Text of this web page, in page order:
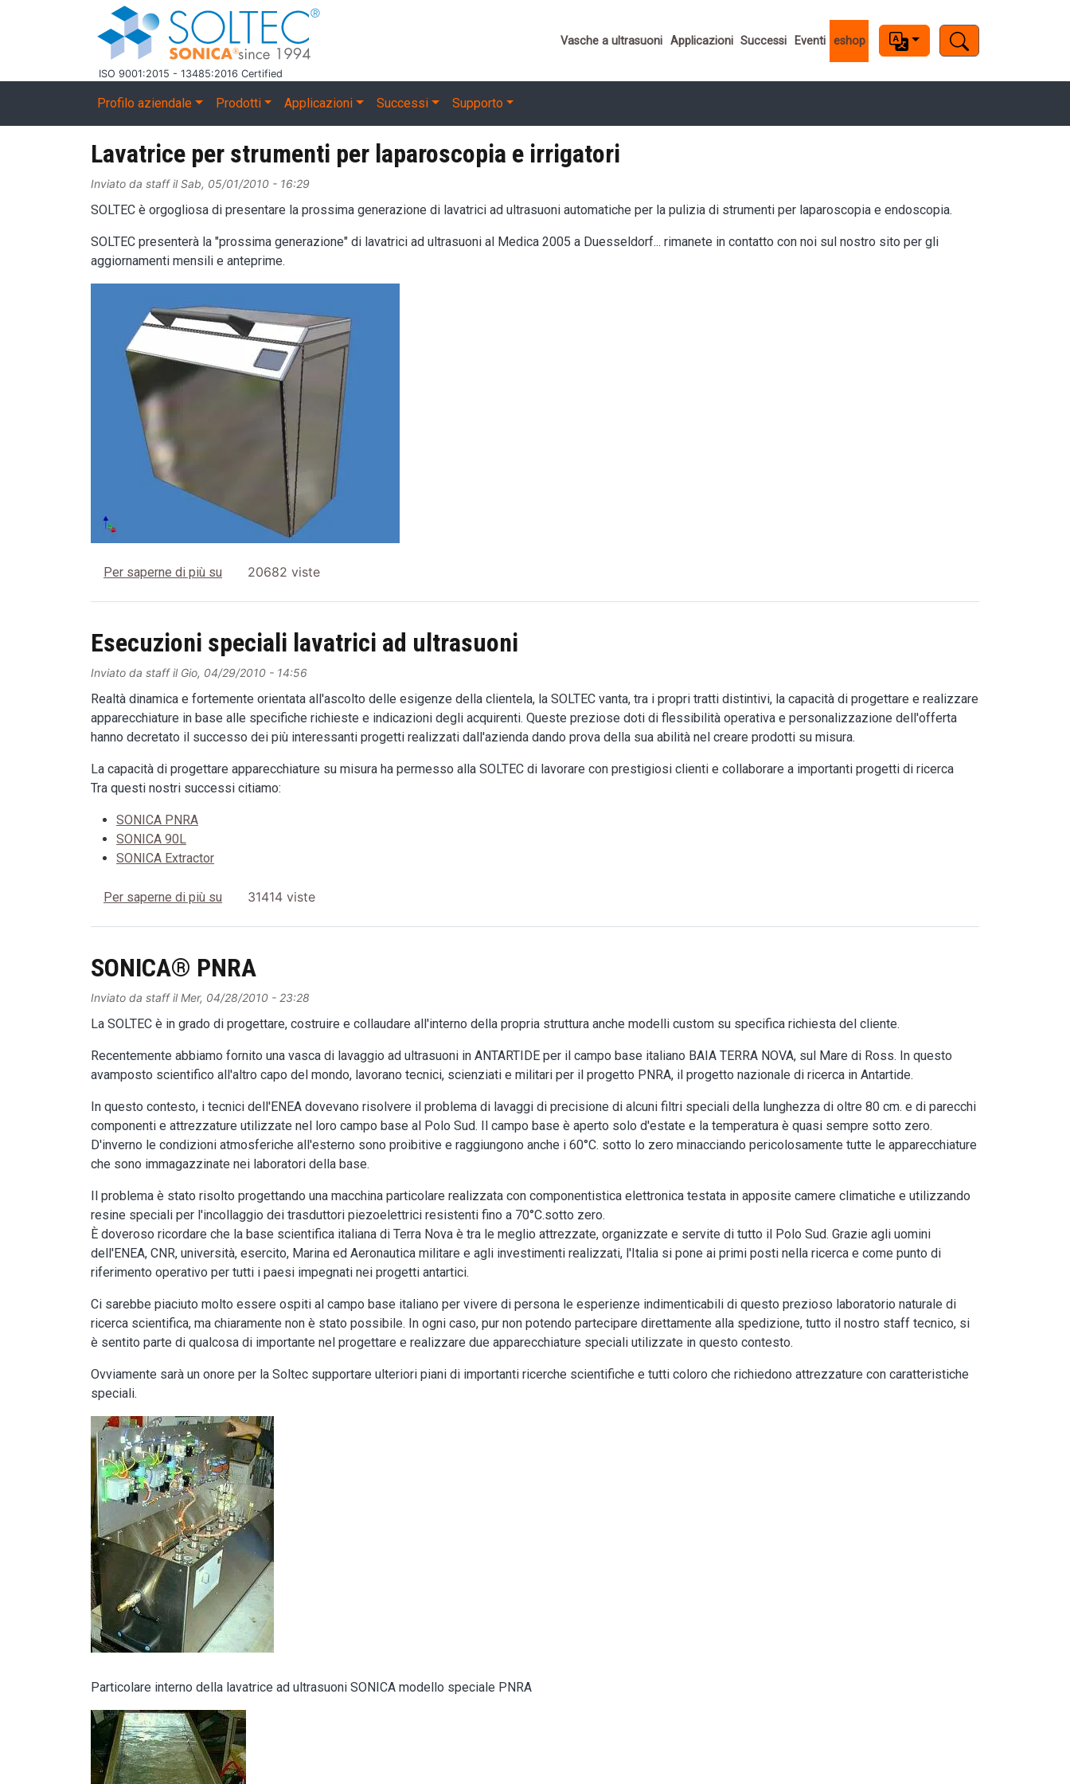
Salta al contenuto principale
ISO 9001:2015 - 13485:2016 Certified
Important links
Vasche a ultrasuoni Applicazioni Successi Eventi eshop
Main navigation
Profilo aziendale Prodotti Applicazioni Successi Supporto
Lavatrice per strumenti per laparoscopia e irrigatori
Inviato da staffilSab, 05/01/2010 - 16:29
SOLTEC è orgogliosa di presentare la prossima generazione di lavatrici ad ultrasuoni automatiche per la pulizia di strumenti per laparoscopia e endoscopia.
SOLTEC presenterà la "prossima generazione" di lavatrici ad ultrasuoni al Medica 2005 a Duesseldorf... rimanete in contatto con noi sul nostro sito per gli
aggiornamenti mensili e anteprime.
Per saperne di più su Lavatrice per strumenti per laparoscopia e irrigatori
20682 viste
Esecuzioni speciali lavatrici ad ultrasuoni
Inviato da staffil Gio, 04/29/2010 - 14:56
Realtà dinamica e fortemente orientata all'ascolto delle esigenze della clientela, la SOLTEC vanta, tra i propri tratti distintivi, la capacità di progettare e realizzare
apparecchiature in base alle specifiche richieste e indicazioni degli acquirenti. Queste preziose doti di flessibilità operativa e personalizzazione dell'offerta
hanno decretato il successo dei più interessanti progetti realizzati dall'azienda dando prova della sua abilità nel creare prodotti su misura.
La capacità di progettare apparecchiature su misura ha permesso alla SOLTEC di lavorare con prestigiosi clienti e collaborare a importanti progetti di ricerca
Tra questi nostri successi citiamo:
SONICA PNRA
SONICA 90L
SONICA Extractor
Per saperne di più su Esecuzioni speciali lavatrici ad ultrasuoni
31414 viste
SONICA® PNRA
Inviato da staffilMer, 04/28/2010 - 23:28
La SOLTEC è in grado di progettare, costruire e collaudare all'interno della propria struttura anche modelli custom su specifica richiesta del cliente.
Recentemente abbiamo fornito una vasca di lavaggio ad ultrasuoni in ANTARTIDE per il campo base italiano BAIA TERRA NOVA, sul Mare di Ross. In questo
avamposto scientifico all'altro capo del mondo, lavorano tecnici, scienziati e militari per il progetto PNRA, il progetto nazionale di ricerca in Antartide.
In questo contesto, i tecnici dell'ENEA dovevano risolvere il problema di lavaggi di precisione di alcuni filtri speciali della lunghezza di oltre 80 cm. e di parecchi
componenti e attrezzature utilizzate nel loro campo base al Polo Sud. Il campo base è aperto solo d'estate e la temperatura è quasi sempre sotto zero.
D'inverno le condizioni atmosferiche all'esterno sono proibitive e raggiungono anche i 60°C. sotto lo zero minacciando pericolosamente tutte le apparecchiature
che sono immagazzinate nei laboratori della base.
Il problema è stato risolto progettando una macchina particolare realizzata con componentistica elettronica testata in apposite camere climatiche e utilizzando
resine speciali per l'incollaggio dei trasduttori piezoelettrici resistenti fino a 70°C.sotto zero.
È doveroso ricordare che la base scientifica italiana di Terra Nova è tra le meglio attrezzate, organizzate e servite di tutto il Polo Sud. Grazie agli uomini
dell'ENEA, CNR, università, esercito, Marina ed Aeronautica militare e agli investimenti realizzati, l'Italia si pone ai primi posti nella ricerca e come punto di
riferimento operativo per tutti i paesi impegnati nei progetti antartici.
Ci sarebbe piaciuto molto essere ospiti al campo base italiano per vivere di persona le esperienze indimenticabili di questo prezioso laboratorio naturale di
ricerca scientifica, ma chiaramente non è stato possibile. In ogni caso, pur non potendo partecipare direttamente alla spedizione, tutto il nostro staff tecnico, si
è sentito parte di qualcosa di importante nel progettare e realizzare due apparecchiature speciali utilizzate in questo contesto.
Ovviamente sarà un onore per la Soltec supportare ulteriori piani di importanti ricerche scientifiche e tutti coloro che richiedono attrezzature con caratteristiche
speciali.
Image
Particolare interno della lavatrice ad ultrasuoni SONICA modello speciale PNRA
Image